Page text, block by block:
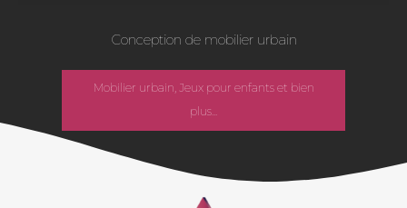
Conception de mobilier urbain
Mobilier urbain, Jeux pour enfants et bien
plus...